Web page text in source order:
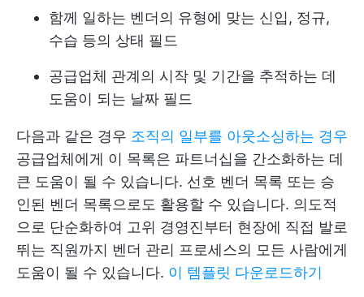
함께 일하는 벤더의 유형에 맞는 신입, 정규,
수습 등의 상태 필드
공급업체 관계의 시작 및 기간을 추적하는 데
도움이 되는 날짜 필드
다음과 같은 경우 조직의 일부를 아웃소싱하는 경우
공급업체에게 이 목록은 파트너십을 간소화하는 데
큰 도움이 될 수 있습니다. 선호 벤더 목록 또는 승
인된 벤더 목록으로도 활용할 수 있습니다. 의도적
으로 단순화하여 고위 경영진부터 현장에 직접 발로
뛰는 직원까지 벤더 관리 프로세스의 모든 사람에게
도움이 될 수 있습니다. 이 템플릿 다운로드하기